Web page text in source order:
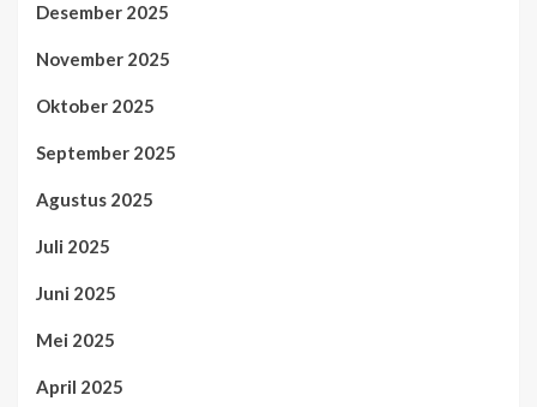
Desember 2025
November 2025
Oktober 2025
September 2025
Agustus 2025
Juli 2025
Juni 2025
Mei 2025
April 2025